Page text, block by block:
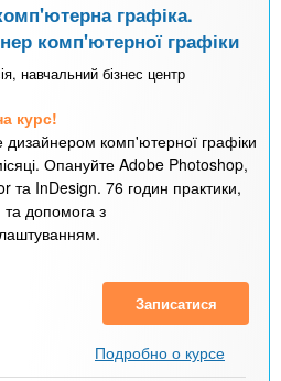
графіка.
комп'ютерної графіки
навчальний бізнес центр
курс!
дизайнером комп'ютерної графіки
Опануйте Adobe Photoshop,
та InDesign. 76 годин практики,
допомога з
Записатися
Подробно о курсе